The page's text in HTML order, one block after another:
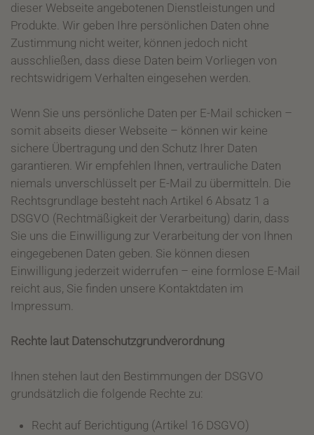
dieser Webseite angebotenen Dienstleistungen und
Produkte. Wir geben Ihre persönlichen Daten ohne
Zustimmung nicht weiter, können jedoch nicht
ausschließen, dass diese Daten beim Vorliegen von
rechtswidrigem Verhalten eingesehen werden.
Wenn Sie uns persönliche Daten per E-Mail schicken –
somit abseits dieser Webseite – können wir keine
sichere Übertragung und den Schutz Ihrer Daten
garantieren. Wir empfehlen Ihnen, vertrauliche Daten
niemals unverschlüsselt per E-Mail zu übermitteln. Die
Rechtsgrundlage besteht nach Artikel 6 Absatz 1 a
DSGVO (Rechtmäßigkeit der Verarbeitung) darin, dass
Sie uns die Einwilligung zur Verarbeitung der von Ihnen
eingegebenen Daten geben. Sie können diesen
Einwilligung jederzeit widerrufen – eine formlose E-Mail
reicht aus, Sie finden unsere Kontaktdaten im
Impressum.
Rechte laut Datenschutzgrundverordnung
Ihnen stehen laut den Bestimmungen der DSGVO
grundsätzlich die folgende Rechte zu:
Recht auf Berichtigung (Artikel 16 DSGVO)